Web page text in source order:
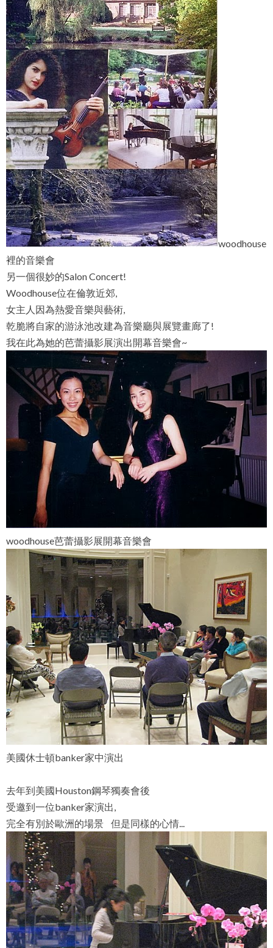
woodhouse
裡的音樂會
另一個很妙的Salon Concert!
Woodhouse位在倫敦近郊,
女主人因為熱愛音樂與藝術,
乾脆將自家的游泳池改建為音樂廳與展覽畫廊了!
我在此為她的芭蕾攝影展演出開幕音樂會~
woodhouse芭蕾攝影展開幕音樂會
美國休士頓banker家中演出
去年到美國Houston鋼琴獨奏會後
受邀到一位banker家演出,
完全有別於歐洲的場景 但是同樣的心情...